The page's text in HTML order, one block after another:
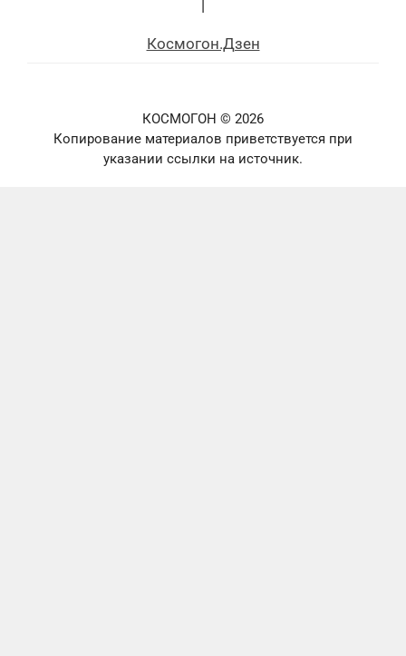
Космогон.Дзен
КОСМОГОН © 2026
Копирование материалов приветствуется при
указании ссылки на источник.